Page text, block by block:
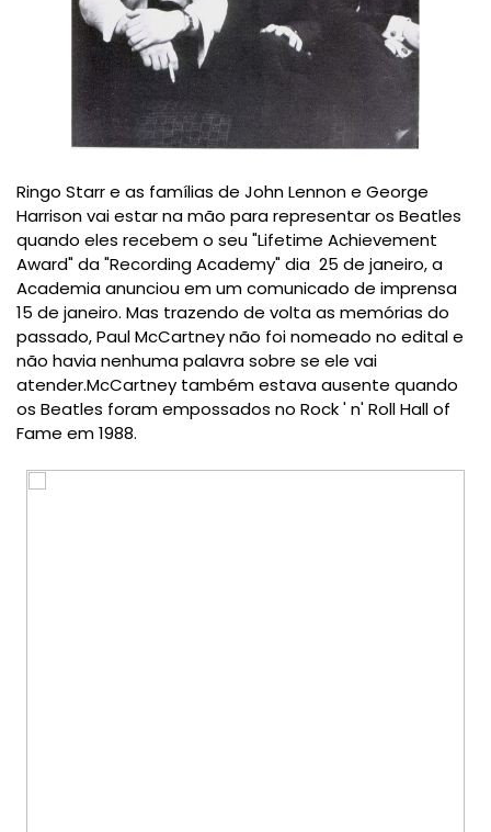
Ringo Starr e as famílias de John Lennon e George
Harrison vai estar na mão para representar os Beatles
quando eles recebem o seu "Lifetime Achievement
Award" da "Recording Academy" dia 25 de janeiro, a
Academia anunciou em um comunicado de imprensa
15 de janeiro. Mas trazendo de volta as memórias do
passado, Paul McCartney não foi nomeado no edital e
não havia nenhuma palavra sobre se ele vai
atender.McCartney também estava ausente quando
os Beatles foram empossados ​​no Rock ' n' Roll Hall of
Fame em 1988.